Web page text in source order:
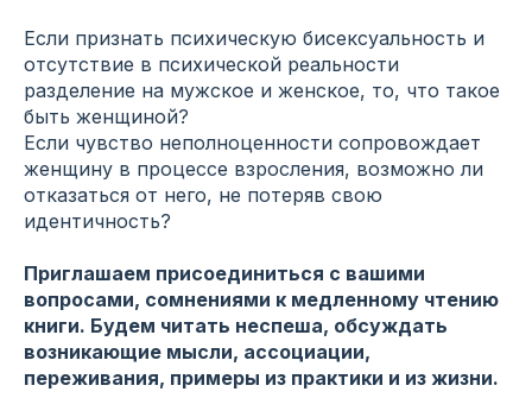
Если признать психическую бисексуальность и
отсутствие в психической реальности
разделение на мужское и женское, то, что такое
быть женщиной?
Если чувство неполноценности сопровождает
женщину в процессе взросления, возможно ли
отказаться от него, не потеряв свою
идентичность?
Приглашаем присоединиться с вашими
вопросами, сомнениями к медленному чтению
книги. Будем читать неспеша, обсуждать
возникающие мысли, ассоциации,
переживания, примеры из практики и из жизни.